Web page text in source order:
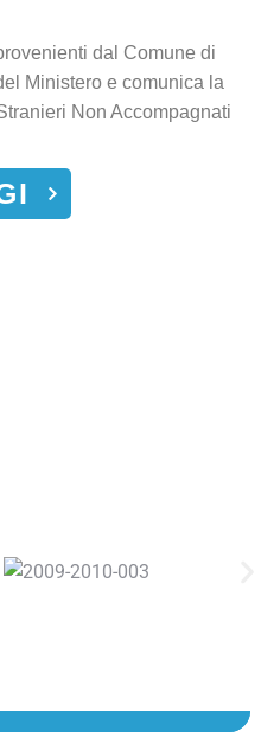
dal Comune di
Ministero e comunica la
Non Accompagnati